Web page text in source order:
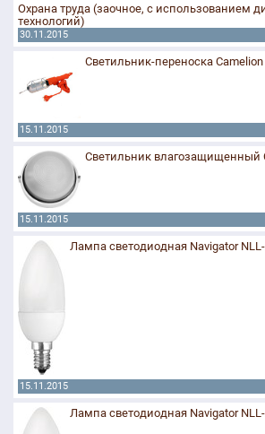
Охрана труда (заочное, с использованием
технологий)
30.11.2015
Светильник-переноска Camelion
15.11.2015
Светильник влагозащищенный
15.11.2015
Лампа светодиодная Navigator
15.11.2015
Лампа светодиодная Navigator